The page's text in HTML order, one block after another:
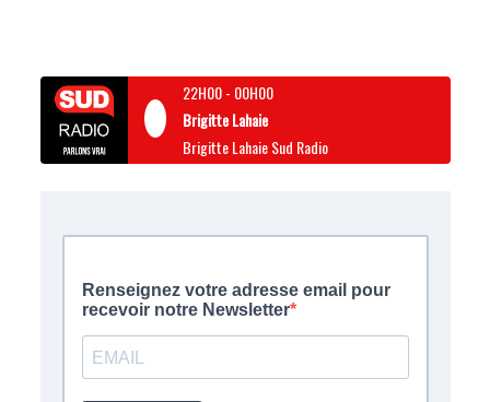
22H00- 00H00
Brigitte Lahaie
Brigitte Lahaie Sud Radio